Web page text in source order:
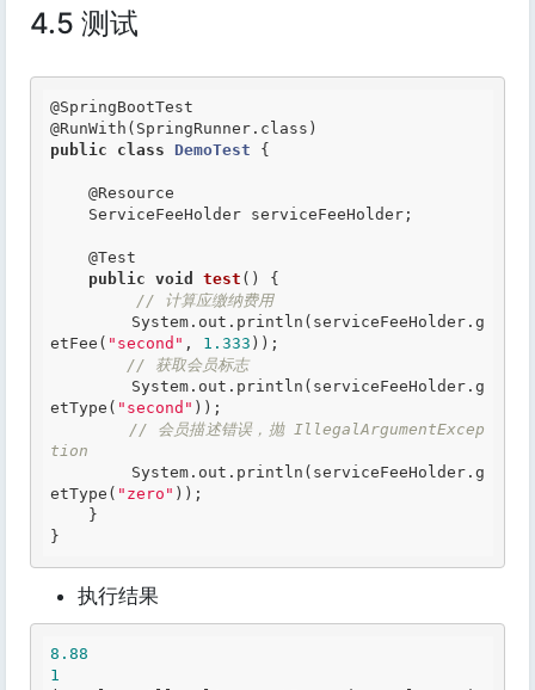
4.5 测试
@SpringBootTest
@RunWith
public
class DemoTest {
@Resource
@Test
public void test () {
// 计算应缴纳费用
etFee( "second" , 1.333 ));
// 获取会员标志
etType( "second" ));
// 会员描述错误，抛 IllegalArgumentExcep
tion
etType( "zero" ));
}
执行结果
8.88
1